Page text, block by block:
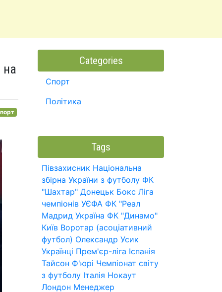
на
Categories
Спорт
Політика
Tags
Півзахисник Національна
збірна України з футболу ФК
"Шахтар" Донецьк Бокс Ліга
чемпіонів УЄФА ФК "Реал
Мадрид Україна ФК "Динамо"
Київ Воротар (асоціативний
футбол) Олександр Усик
Українці Прем'єр-ліга Іспанія
Тайсон Ф'юрі Чемпіонат світу
з футболу Італія Нокаут
Лондон Менеджер